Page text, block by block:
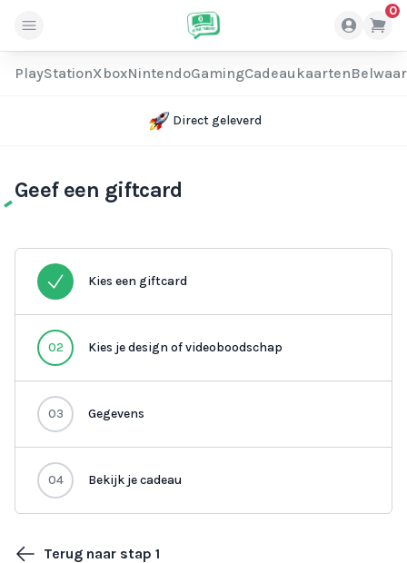
0
PlayStationXboxNintendoGamingCadeaukaarten
Direct geleverd
Geef een giftcard
Kies een giftcard
02 Kies je design of videoboodschap
03 Gegevens
04 Bekijk je cadeau
Terug naar stap 1